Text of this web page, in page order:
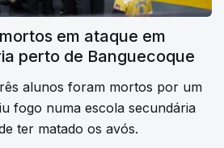
em ataque em
perto de Banguecoque
alunos foram mortos por um
fogo numa escola secundária
ter matado os avós.